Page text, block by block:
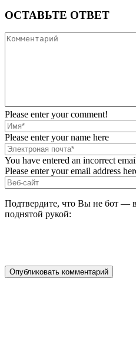
ОСТАВЬТЕ ОТВЕТ
Please enter your comment!
Please enter your name here
You have entered an incorrect
Please enter your email address
Подтвердите, что Вы не бот —
поднятой рукой: